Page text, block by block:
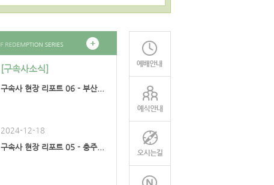
[구속사소식]
구속사 현장 리포트 06 - 부산...
2024-12-18
구속사 현장 리포트 05 - 충주...